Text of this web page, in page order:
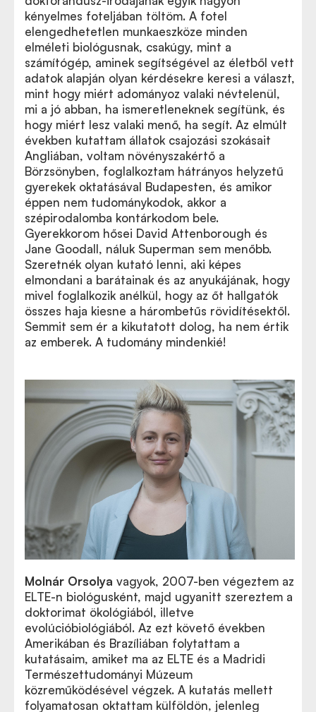
kényelmes foteljában töltöm. A fotel
elengedhetetlen munkaeszköze minden
elméleti biológusnak, csakúgy, mint a
számítógép, aminek segítségével az életből vett
adatok alapján olyan kérdésekre keresi a választ,
mint hogy miért adományoz valaki névtelenül,
mi a jó abban, ha ismeretleneknek segítünk, és
hogy miért lesz valaki menő, ha segít. Az elmúlt
években kutattam állatok csajozási szokásait
Angliában, voltam növényszakértő a
Börzsönyben, foglalkoztam hátrányos helyzetű
gyerekek oktatásával Budapesten, és amikor
éppen nem tudománykodok, akkor a
szépirodalomba kontárkodom bele.
Gyerekkorom hősei David Attenborough és
Jane Goodall, náluk Superman sem menőbb.
Szeretnék olyan kutató lenni, aki képes
elmondani a barátainak és az anyukájának, hogy
mivel foglalkozik anélkül, hogy az őt hallgatók
összes haja kiesne a hárombetűs rövidítésektől.
Semmit sem ér a kikutatott dolog, ha nem értik
az emberek. A tudomány mindenkié!
Molnár Orsolya vagyok, 2007-ben végeztem az
ELTE-n biológusként, majd ugyanitt szereztem a
doktorimat ökológiából, illetve
evolúcióbiológiából. Az ezt követő években
Amerikában és Brazíliában folytattam a
kutatásaim, amiket ma az ELTE és a Madridi
Természettudományi Múzeum
közreműködésével végzek. A kutatás mellett
folyamatosan oktattam külföldön, jelenleg